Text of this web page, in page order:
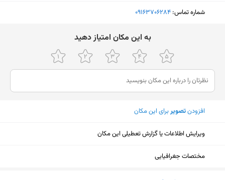
شماره تماس: ‎09163706284
ﺑﻪ اﯾﻦ ﻣﮑﺎن اﻣﺘﯿﺎز دﻫﯿﺪ
افزودنتصویربرای این مکان
ویرایش اطلاعات یا گزارش تعطیلی این مکان
مختصات جغرافیایی